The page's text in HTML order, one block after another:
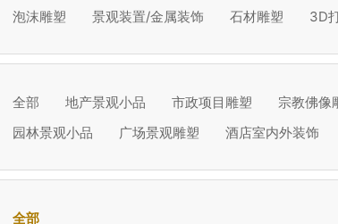
泡沫雕塑
景观装置/金属装饰 石材雕塑 3D
全部 地产景观小品 市政项目雕塑 宗教佛像
园林景观小品
广场景观雕塑 酒店室内外装饰
全部